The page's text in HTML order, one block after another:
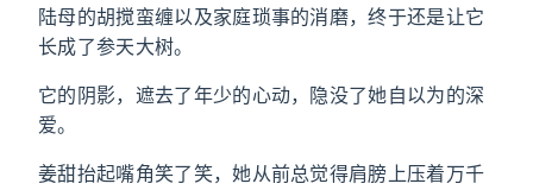
陆母的胡搅蛮缠以及家庭琐事的消磨，终于还是让它
长成了参天大树。
它的阴影，遮去了年少的心动，隐没了她自以为的深
爱。
姜甜抬起嘴角笑了笑，她从前总觉得肩膀上压着万千